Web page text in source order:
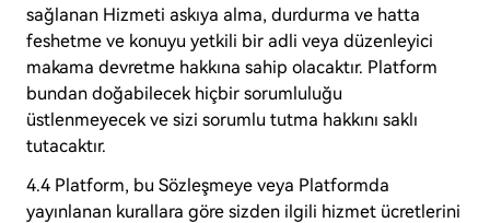
sağlanan Hizmeti askıya alma, durdurma ve hatta
feshetme ve konuyu yetkili bir adli veya düzenleyici
makama devretme hakkına sahip olacaktır. Platform
bundan doğabilecek hiçbir sorumluluğu
üstlenmeyecek ve sizi sorumlu tutma hakkını saklı
tutacaktır.
4.4 Platform, bu Sözleşmeye veya Platformda
yayınlanan kurallara göre sizden ilgili hizmet ücretlerini